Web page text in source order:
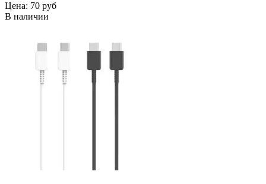
Цена: 70 руб
В наличии